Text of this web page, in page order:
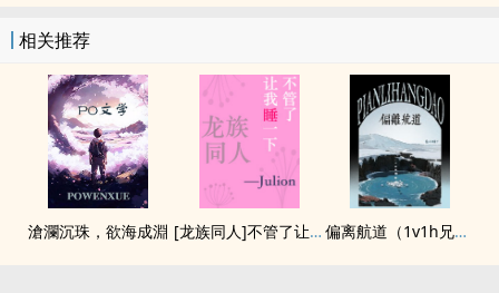
相关推荐
滄瀾沉珠，欲海成淵 [龙族同人]不管了让我睡一下 偏离航道（1v1h兄妹骨科bg）